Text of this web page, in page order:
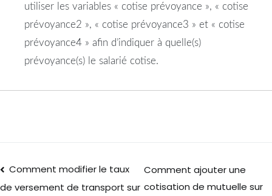
utiliser les variables « cotise prévoyance », « cotise
prévoyance2 », « cotise prévoyance3 » et « cotise
prévoyance4 » afin d’indiquer à quelle(s)
prévoyance(s) le salarié cotise.
Comment modifier le taux
de versement de transport sur
Comment ajouter une
cotisation de mutuelle sur